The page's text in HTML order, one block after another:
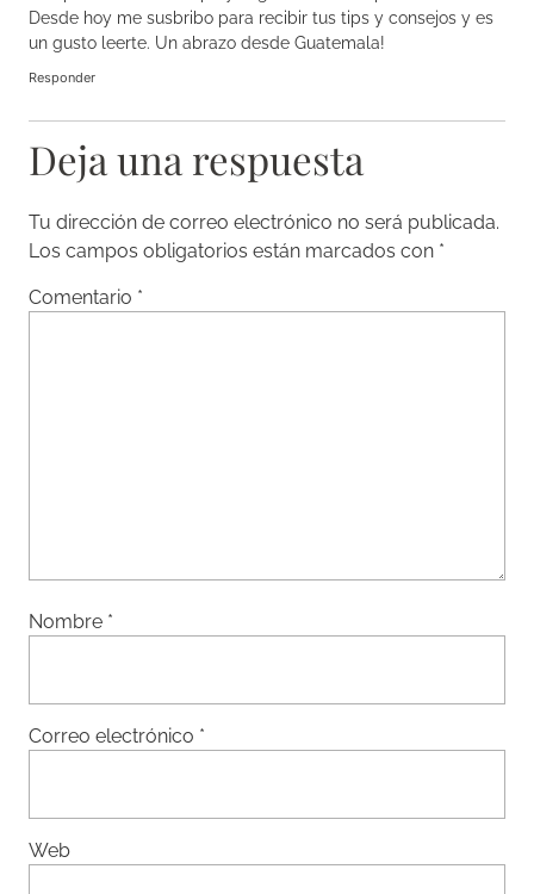
Desde hoy me susbribo para recibir tus tips y consejos y es
un gusto leerte. Un abrazo desde Guatemala!
Responder
Deja una respuesta
Tu dirección de correo electrónico no será publicada.
Los campos obligatorios están marcados con *
Comentario *
Nombre *
Correo electrónico *
Web